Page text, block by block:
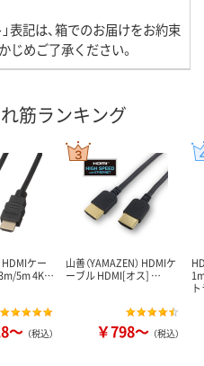
表記は、箱でのお届けをお約束
じめご了承ください。
筋ランキング
ケー
5m 4K…
～ （税込）
山善（YAMAZEN） HDMIケ
ーブル HDMI[オス] …
￥798～ （税込）